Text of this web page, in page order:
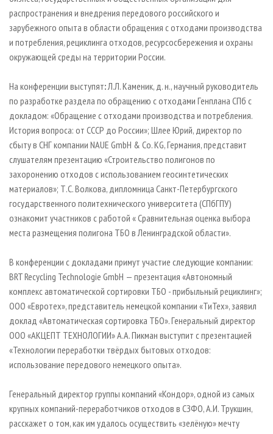
распространения и внедрения передового российского и
зарубежного опыта в области обращения с отходами производства
и потребления, рециклинга отходов, ресурсосбережения и охраны
окружающей среды на территории России.
На конференции выступят:Л.Л. Каменик, д. н., научный руководитель
по разработке раздела по обращению с отходами Генплана СПб с
докладом: «Обращение с отходами производства и потребления.
История вопроса: от СССР до России»; Шлее Юрий, директор по
сбыту в СНГ компании NAUE GmbH & Co. KG, Германия, представит
слушателям презентацию «Строительство полигонов по
захоронению отходов с использованием геосинтетических
материалов»; Т.С. Волкова, дипломница Санкт-Петербургского
государственного политехнического университета (СПбГПУ)
ознакомит участников с работой « Сравнительная оценка выбора
места размещения полигона ТБО в Ленинградской области».
В конференции с докладами примут участие следующие компании:
BRT Recycling Technologie GmbH — презентация «Автономный
комплекс автоматической сортировки ТБО - прибыльный рециклинг»;
ООО «Евротех», представитель немецкой компании «ТиТех», заявил
доклад «Автоматическая сортировка ТБО». Генеральный директор
ООО «АКЦЕПТ ТЕХНОЛОГИИ» А.А. Пикман выступит с презентацией
«Технологии переработки твёрдых бытовых отходов:
использование передового немецкого опыта».
Генеральный директор группы компаний «Кондор», одной из самых
крупных компаний-переработчиков отходов в СЗФО, А.И. Трукшин,
расскажет о том, как им удалось осуществить «зелёную» мечту